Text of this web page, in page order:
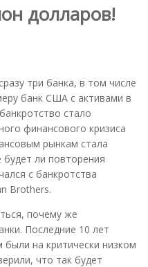
долларов!
три банка, в том числе
банк США с активами в
стало
финансового кризиса
рынкам стала
будет ли повторения
с банкротства
Brothers.
почему же
Последние 10 лет
на критически низком
что так будет